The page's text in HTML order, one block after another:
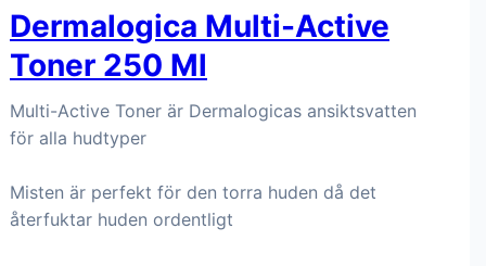
Dermalogica Multi-Active
Toner 250 Ml
Multi-Active Toner är Dermalogicas ansiktsvatten
för alla hudtyper
Misten är perfekt för den torra huden då det
återfuktar huden ordentligt